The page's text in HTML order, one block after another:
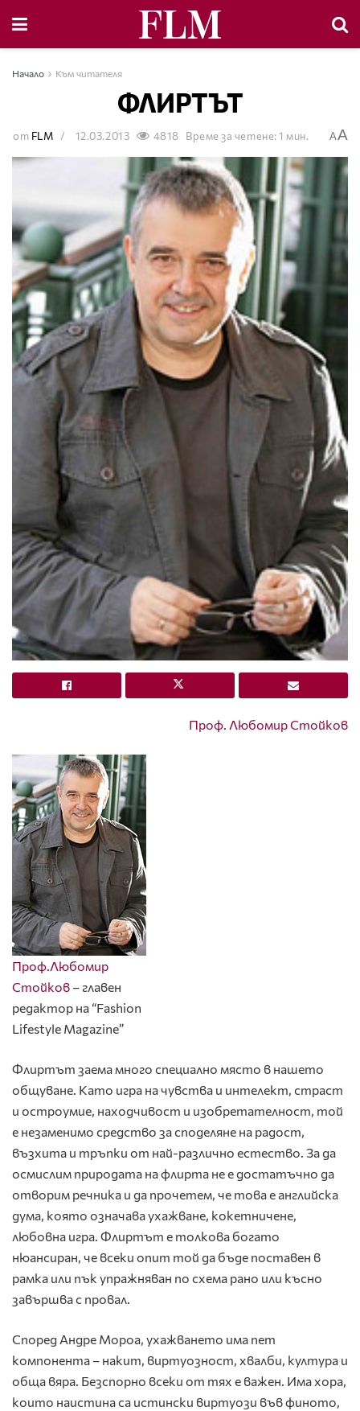
Начало Към читателя
ФЛИРТЪТ
от FLM 12.03.2013 4818 Време за четене: 1 мин. AA
Проф. Любомир Стойков
Проф.Любомир
Стойков – главен
редактор на “Fashion
Lifestyle Magazine”
Флиртът заема много специално място в нашето
общуване. Като игра на чувства и интелект, страст
и остроумие, находчивост и изобретателност, той
е незаменимо средство за споделяне на радост,
възхита и тръпки от най-различно естество. За да
осмислим природата на флирта не е достатъчно да
отворим речника и да прочетем, че това е английска
дума, която означава ухажване, кокетничене,
любовна игра. Флиртът е толкова богато
нюансиран, че всеки опит той да бъде поставен в
рамка или пък упражняван по схема рано или късно
завършва с провал.
Според Андре Мороа, ухажването има пет
компонента – накит, виртуозност, хвалби, култура и
обща вяра. Безспорно всеки от тях е важен. Има хора,
които наистина са истински виртуози във финото,